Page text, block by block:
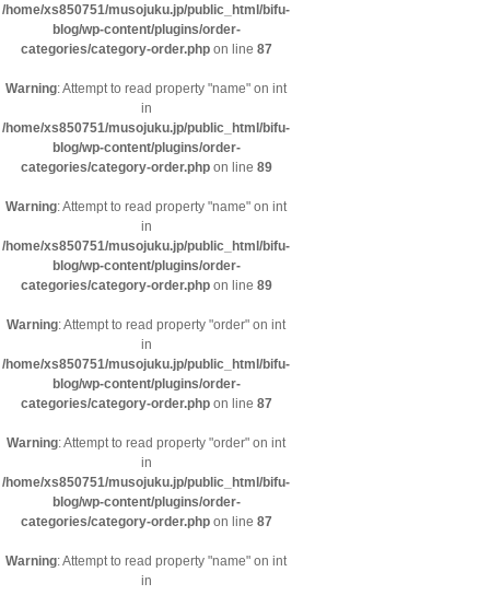
/home/xs850751/musojuku.jp/public_html/bifu-
blog/wp-content/plugins/order-
categories/category-order.phpon line 87
Warning: Attempt to read property "name" on int
in
/home/xs850751/musojuku.jp/public_html/bifu-
blog/wp-content/plugins/order-
categories/category-order.phpon line 89
Warning: Attempt to read property "name" on int
in
/home/xs850751/musojuku.jp/public_html/bifu-
blog/wp-content/plugins/order-
categories/category-order.phpon line 89
Warning: Attempt to read property "order" on int
in
/home/xs850751/musojuku.jp/public_html/bifu-
blog/wp-content/plugins/order-
categories/category-order.phpon line 87
Warning: Attempt to read property "order" on int
in
/home/xs850751/musojuku.jp/public_html/bifu-
blog/wp-content/plugins/order-
categories/category-order.phpon line 87
Warning: Attempt to read property "name" on int
in